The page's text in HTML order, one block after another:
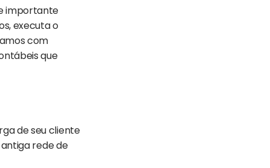
importante
executa o
com
que
de seu cliente
rede de